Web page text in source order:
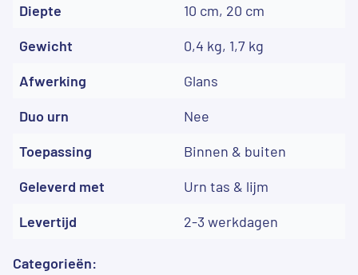
Diepte
10 cm, 20 cm
Gewicht
0,4 kg, 1,7 kg
Afwerking
Glans
Duo urn
Nee
Toepassing
Binnen & buiten
Geleverd met
Urn tas & lijm
Levertijd
2-3 werkdagen
Categorieën: